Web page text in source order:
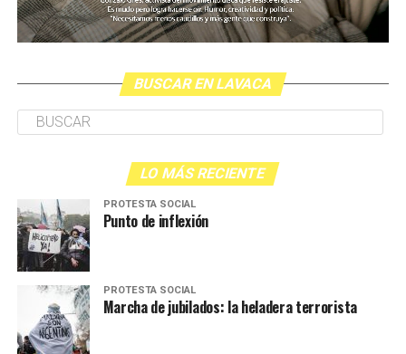
BUSCAR EN LAVACA
LO MÁS RECIENTE
PROTESTA SOCIAL
Punto de inflexión
PROTESTA SOCIAL
Marcha de jubilados: la heladera terrorista